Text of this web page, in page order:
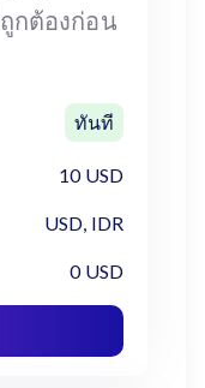
กต้องก่อน
ทันที
10 USD
USD, IDR
0 USD